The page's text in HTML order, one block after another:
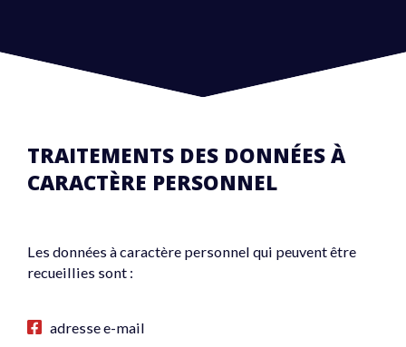
TRAITEMENTS DES DONNÉES À
CARACTÈRE PERSONNEL
Les données à caractère personnel qui peuvent être
recueillies sont :
adresse e-mail